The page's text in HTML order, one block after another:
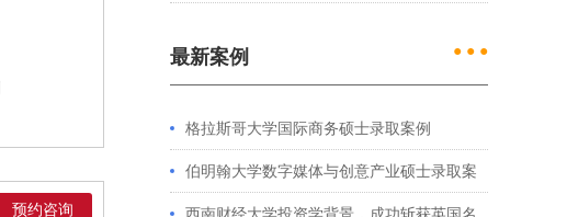
预约咨询
最新案例 ● ● ●
格拉斯哥大学国际商务硕士录取案例
伯明翰大学数字媒体与创意产业硕士录取案
例